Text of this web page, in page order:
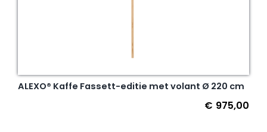
ALEXO® Kaffe Fassett-editie met volant Ø 220 cm
€ 975,00